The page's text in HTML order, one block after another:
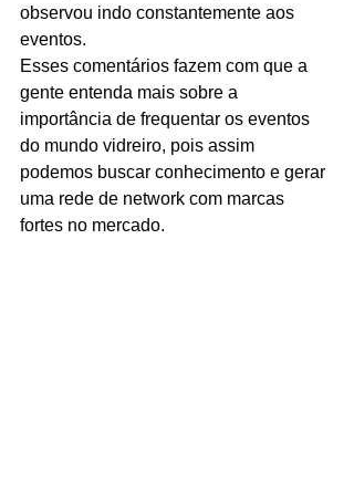
observou indo constantemente aos
eventos.
Esses comentários fazem com que a
gente entenda mais sobre a
importância de frequentar os eventos
do mundo vidreiro, pois assim
podemos buscar conhecimento e gerar
uma rede de network com marcas
fortes no mercado.